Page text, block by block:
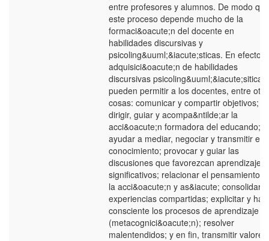
entre profesores y alumnos. De modo que
este proceso depende mucho de la
formaci&oacute;n del docente en
habilidades discursivas y
psicoling&uuml;&iacute;sticas. En efecto,
adquisici&oacute;n de habilidades
discursivas psicoling&uuml;&iacute;siticas
pueden permitir a los docentes, entre
cosas: comunicar y compartir objetivos;
dirigir, guiar y acompa&ntilde;ar la
acci&oacute;n formadora del educando;
ayudar a mediar, negociar y transmitir el
conocimiento; provocar y guiar las
discusiones que favorezcan aprendizajes
significativos; relacionar el pensamiento
la acci&oacute;n y as&iacute; consolidar
experiencias compartidas; explicitar y
consciente los procesos de aprendizaje
(metacognici&oacute;n); resolver
malentendidos; y en fin, transmitir valores.